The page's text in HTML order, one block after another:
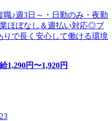
♪週3日～・日勤のみ・夜勤
ほぼなし＆週払い対応◎ブ
で長く安心して働ける環境
1,290円〜1,920円